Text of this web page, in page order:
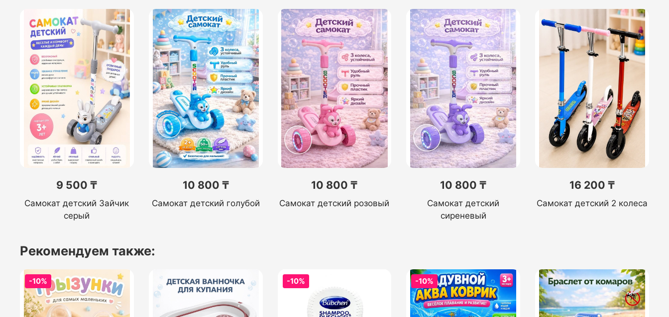
9 500 ₸
Самокат детский Зайчик
серый
10 800 ₸
Самокат детский голубой
10 800 ₸
Самокат детский розовый
10 800 ₸
Самокат детский
сиреневый
16 200 ₸
Самокат детский 2 колеса
Рекомендуем также:
-10% -10% -10%